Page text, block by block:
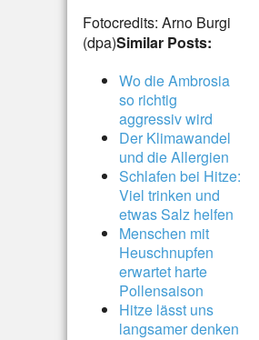
Fotocredits: Arno Burgi
(dpa)Similar Posts:
Wo die Ambrosia
so richtig
aggressiv wird
Der Klimawandel
und die Allergien
Schlafen bei Hitze:
Viel trinken und
etwas Salz helfen
Menschen mit
Heuschnupfen
erwartet harte
Pollensaison
Hitze lässt uns
langsamer denken